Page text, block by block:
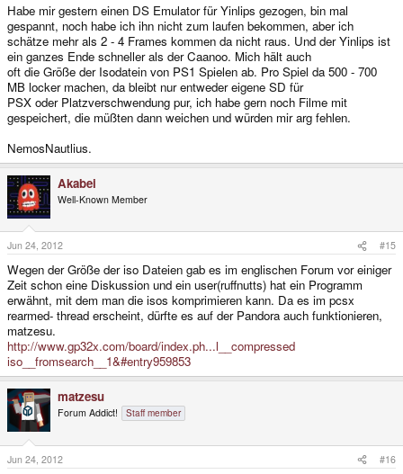
Habe mir gestern einen DS Emulator für Yinlips gezogen, bin mal
gespannt, noch habe ich ihn nicht zum laufen bekommen, aber ich
schätze mehr als 2 - 4 Frames kommen da nicht raus. Und der Yinlips ist
ein ganzes Ende schneller als der Caanoo. Mich hält auch
oft die Größe der Isodatein von PS1 Spielen ab. Pro Spiel da 500 - 700
MB locker machen, da bleibt nur entweder eigene SD für
PSX oder Platzverschwendung pur, ich habe gern noch Filme mit
gespeichert, die müßten dann weichen und würden mir arg fehlen.
NemosNautlius.
Akabei
Well-Known Member
Jun 24, 2012 #15
Wegen der Größe der iso Dateien gab es im englischen Forum vor einiger
Zeit schon eine Diskussion und ein user(ruffnutts) hat ein Programm
erwähnt, mit dem man die isos komprimieren kann. Da es im pcsx
rearmed- thread erscheint, dürfte es auf der Pandora auch funktionieren,
matzesu.
http://www.gp32x.com/board/index.ph...l__compressed
iso__fromsearch__1&#entry959853
matzesu
Forum Addict! Staff member
Jun 24, 2012 #16